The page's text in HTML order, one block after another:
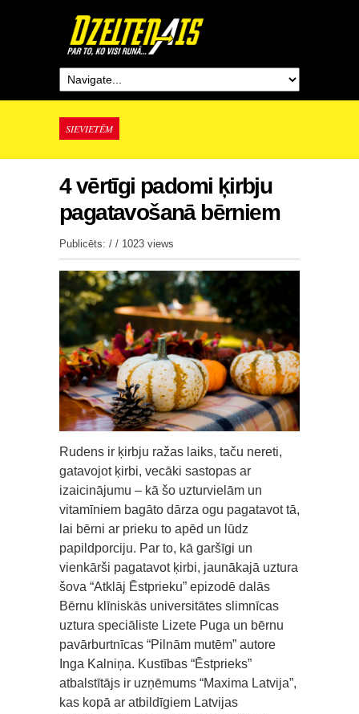
SIEVIETĒM
4 vērtīgi padomi ķirbju
pagatavošanā bērniem
Publicēts: / / 1023 views
Rudens ir ķirbju ražas laiks, taču nereti,
gatavojot ķirbi, vecāki sastopas ar
izaicinājumu – kā šo uzturvielām un
vitamīniem bagāto dārza ogu pagatavot tā,
lai bērni ar prieku to apēd un lūdz
papildporciju. Par to, kā garšīgi un
vienkārši pagatavot ķirbi, jaunākajā uztura
šova “Atklāj Ēstprieku” epizodē dalās
Bērnu klīniskās universitātes slimnīcas
uztura speciāliste Lizete Puga un bērnu
pavārburtnīcas “Pilnām mutēm” autore
Inga Kalniņa. Kustības “Ēstprieks”
atbalstītājs ir uzņēmums “Maxima Latvija”,
kas kopā ar atbildīgiem Latvijas